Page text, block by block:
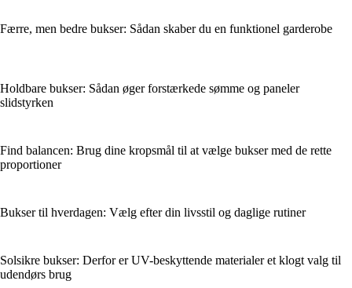
Færre, men bedre bukser: Sådan skaber du en funktionel garderobe
Holdbare bukser: Sådan øger forstærkede sømme og paneler
slidstyrken
Find balancen: Brug dine kropsmål til at vælge bukser med de rette
proportioner
Bukser til hverdagen: Vælg efter din livsstil og daglige rutiner
Solsikre bukser: Derfor er UV-beskyttende materialer et klogt valg til
udendørs brug